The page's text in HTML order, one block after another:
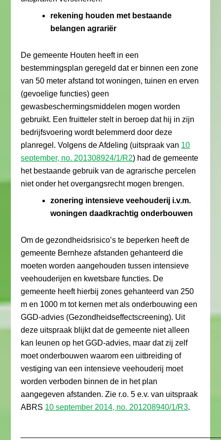
rekening houden met bestaande
belangen agrariër
De gemeente Houten heeft in een
bestemmingsplan geregeld dat er binnen een zone
van 50 meter afstand tot woningen, tuinen en erven
(gevoelige functies) geen
gewasbeschermingsmiddelen mogen worden
gebruikt. Een fruitteler stelt in beroep dat hij in zijn
bedrijfsvoering wordt belemmerd door deze
planregel. Volgens de Afdeling (uitspraak van 10
september, no. 201308924/1/R2) had de gemeente
het bestaande gebruik van de agrarische percelen
niet onder het overgangsrecht mogen brengen.
zonering intensieve veehouderij i.v.m.
woningen daadkrachtig onderbouwen
Om de gezondheidsrisico’s te beperken heeft de
gemeente Bernheze afstanden gehanteerd die
moeten worden aangehouden tussen intensieve
veehouderijen en kwetsbare functies. De
gemeente heeft hierbij zones gehanteerd van 250
m en 1000 m tot kernen met als onderbouwing een
GGD-advies (Gezondheidseffectscreening). Uit
deze uitspraak blijkt dat de gemeente niet alleen
kan leunen op het GGD-advies, maar dat zij zelf
moet onderbouwen waarom een uitbreiding of
vestiging van een intensieve veehouderij moet
worden verboden binnen de in het plan
aangegeven afstanden. Zie r.o. 5 e.v. van uitspraak
ABRS 10 september 2014, no. 201208940/1/R3.